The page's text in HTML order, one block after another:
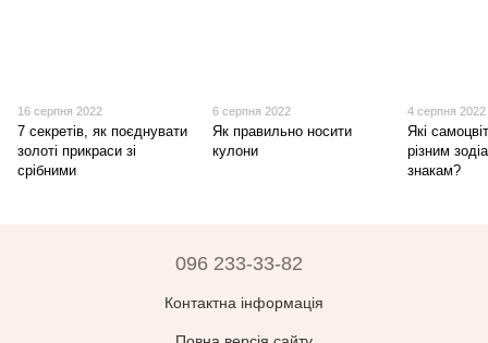
16 серпня 2022
7 секретів, як поєднувати
золоті прикраси зі
срібними
6 серпня 2022
Як правильно носити
кулони
4 серпня 2022
Які
різним
знакам?
096 233-33-82
Контактна інформація